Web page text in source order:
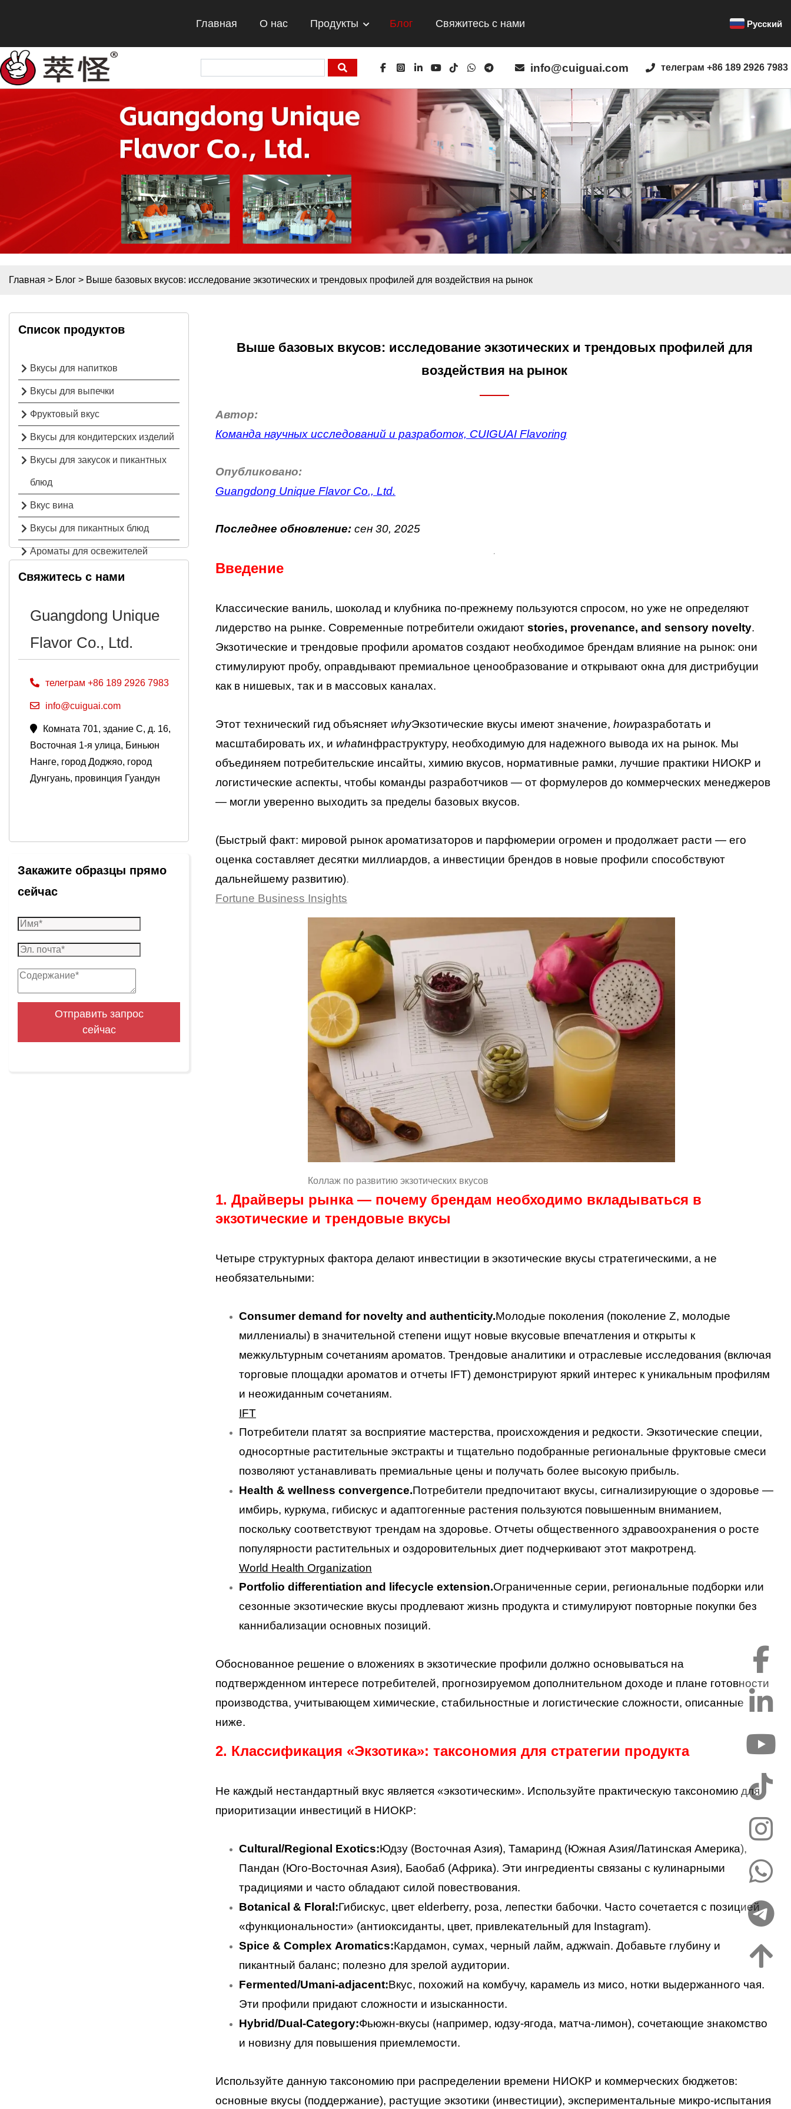
Главная О нас Продукты Блог Свяжитесь с нами Русский
info@cuiguai.com телеграм +86 189 2926 7983
Главная > Блог > Выше базовых вкусов: исследование экзотических и трендовых профилей для воздействия на рынок
Список продуктов
Вкусы для напитков
Вкусы для выпечки
Фруктовый вкус
Вкусы для кондитерских изделий
Вкусы для закусок и пикантных
блюд
Вкус вина
Вкусы для пикантных блюд
Ароматы для освежителей
воздуха
Свяжитесь с нами
Guangdong Unique
Flavor Co., Ltd.
телеграм +86 189 2926 7983
info@cuiguai.com
Комната 701, здание C, д. 16,
Восточная 1-я улица, Биньюн
Нанге, город Доджяо, город
Дунгуань, провинция Гуандун
Закажите образцы прямо
сейчас
Отправить запрос
сейчас
Выше базовых вкусов: исследование экзотических и трендовых профилей для
воздействия на рынок
Автор:
Команда научных исследований и разработок, CUIGUAI Flavoring
Опубликовано:
Guangdong Unique Flavor Co., Ltd.
Последнее обновление: сен 30, 2025
Введение
Классические ваниль, шоколад и клубника по-прежнему пользуются спросом, но уже не определяют
лидерство на рынке. Современные потребители ожидают stories, provenance, and sensory novelty.
Экзотические и трендовые профили ароматов создают необходимое брендам влияние на рынок: они
стимулируют пробу, оправдывают премиальное ценообразование и открывают окна для дистрибуции
как в нишевых, так и в массовых каналах.
Этот технический гид объясняет whyЭкзотические вкусы имеют значение, howразработать и
масштабировать их, и whatинфраструктуру, необходимую для надежного вывода их на рынок. Мы
объединяем потребительские инсайты, химию вкусов, нормативные рамки, лучшие практики НИОКР и
логистические аспекты, чтобы команды разработчиков — от формулеров до коммерческих менеджеров
— могли уверенно выходить за пределы базовых вкусов.
(Быстрый факт: мировой рынок ароматизаторов и парфюмерии огромен и продолжает расти — его
оценка составляет десятки миллиардов, а инвестиции брендов в новые профили способствуют
дальнейшему развитию).
Fortune Business Insights
Коллаж по развитию экзотических вкусов
1. Драйверы рынка — почему брендам необходимо вкладываться в
экзотические и трендовые вкусы
Четыре структурных фактора делают инвестиции в экзотические вкусы стратегическими, а не
необязательными:
Consumer demand for novelty and authenticity.Молодые поколения (поколение Z, молодые
миллениалы) в значительной степени ищут новые вкусовые впечатления и открыты к
межкультурным сочетаниям ароматов. Трендовые аналитики и отраслевые исследования (включая
торговые площадки ароматов и отчеты IFT) демонстрируют яркий интерес к уникальным профилям
и неожиданным сочетаниям.
IFT
Потребители платят за восприятие мастерства, происхождения и редкости. Экзотические специи,
односортные растительные экстракты и тщательно подобранные региональные фруктовые смеси
позволяют устанавливать премиальные цены и получать более высокую прибыль.
Health & wellness convergence.Потребители предпочитают вкусы, сигнализирующие о здоровье —
имбирь, куркума, гибискус и адаптогенные растения пользуются повышенным вниманием,
поскольку соответствуют трендам на здоровье. Отчеты общественного здравоохранения о росте
популярности растительных и оздоровительных диет подчеркивают этот макротренд.
World Health Organization
Portfolio differentiation and lifecycle extension.Ограниченные серии, региональные подборки или
сезонные экзотические вкусы продлевают жизнь продукта и стимулируют повторные покупки без
каннибализации основных позиций.
Обоснованное решение о вложениях в экзотические профили должно основываться на
подтвержденном интересе потребителей, прогнозируемом дополнительном доходе и плане готовности
производства, учитывающем химические, стабильностные и логистические сложности, описанные
ниже.
2. Классификация «Экзотика»: таксономия для стратегии продукта
Не каждый нестандартный вкус является «экзотическим». Используйте практическую таксономию для
приоритизации инвестиций в НИОКР:
Cultural/Regional Exotics:Юдзу (Восточная Азия), Тамаринд (Южная Азия/Латинская Америка),
Пандан (Юго-Восточная Азия), Баобаб (Африка). Эти ингредиенты связаны с кулинарными
традициями и часто обладают силой повествования.
Botanical & Floral:Гибискус, цвет elderberry, роза, лепестки бабочки. Часто сочетается с позицией
«функциональности» (антиоксиданты, цвет, привлекательный для Instagram).
Spice & Complex Aromatics:Кардамон, сумах, черный лайм, аджwain. Добавьте глубину и
пикантный баланс; полезно для зрелой аудитории.
Fermented/Umani-adjacent:Вкус, похожий на комбучу, карамель из мисо, нотки выдержанного чая.
Эти профили придают сложности и изысканности.
Hybrid/Dual-Category:Фьюжн-вкусы (например, юдзу-ягода, матча-лимон), сочетающие знакомство
и новизну для повышения приемлемости.
Используйте данную таксономию при распределении времени НИОКР и коммерческих бюджетов:
основные вкусы (поддержание), растущие экзотики (инвестиции), экспериментальные микро-испытания